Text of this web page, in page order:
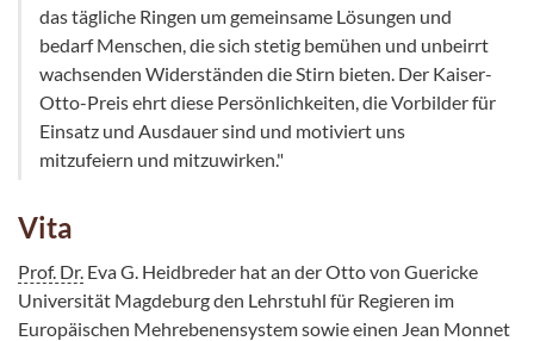
das tägliche Ringen um gemeinsame Lösungen und
bedarf Menschen, die sich stetig bemühen und unbeirrt
wachsenden Widerständen die Stirn bieten. Der Kaiser-
Otto-Preis ehrt diese Persönlichkeiten, die Vorbilder für
Einsatz und Ausdauer sind und motiviert uns
mitzufeiern und mitzuwirken."
Vita
Prof. Dr. Eva G. Heidbreder hat an der Otto von Guericke
Universität Magdeburg den Lehrstuhl für Regieren im
Europäischen Mehrebenensystem sowie einen Jean Monnet